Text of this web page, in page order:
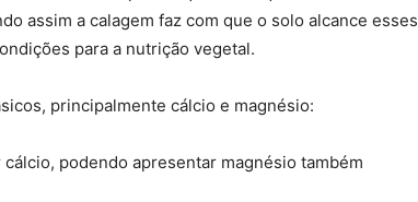
assim a calagem faz com que o solo alcance esses
para a nutrição vegetal.
principalmente cálcio e magnésio:
podendo apresentar magnésio também